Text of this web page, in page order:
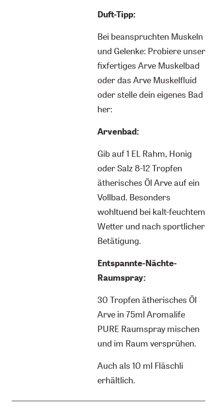
Duft-Tipp:
Bei beanspruchten Muskeln
und Gelenke: Probiere unser
fixfertiges Arve Muskelbad
oder das Arve Muskelfluid
oder stelle dein eigenes Bad
her:
Arvenbad:
Gib auf 1 EL Rahm, Honig
oder Salz 8-12 Tropfen
ätherisches Öl Arve auf ein
Vollbad. Besonders
wohltuend bei kalt-feuchtem
Wetter und nach sportlicher
Betätigung.
Entspannte-Nächte-
Raumspray:
30 Tropfen ätherisches Öl
Arve in 75ml Aromalife
PURE Raumspray mischen
und im Raum versprühen.
Auch als 10 ml Fläschli
erhältlich.